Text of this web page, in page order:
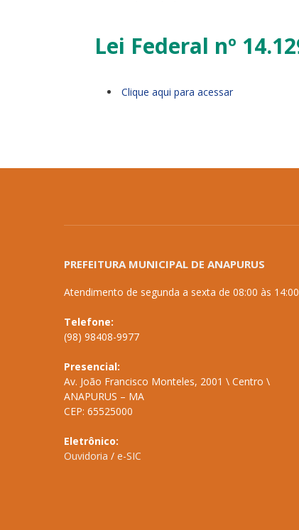
Lei Federal nº
Clique aqui para acessar
PREFEITURA MUNICIPAL DE ANAPURUS
Atendimento de segunda a sexta de 08:00 às 14:00
Telefone:
(98) 98408-9977
Presencial:
Av. João Francisco Monteles, 2001 \ Centro \
ANAPURUS – MA
CEP: 65525000
Eletrônico:
Ouvidoria / e-SIC